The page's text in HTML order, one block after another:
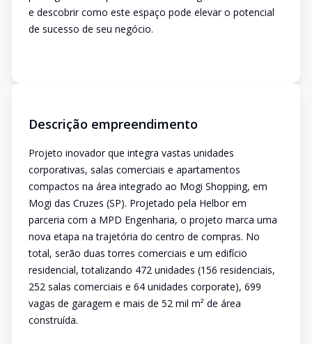
e descobrir como este espaço pode elevar o potencial
de sucesso de seu negócio.
Descrição empreendimento
Projeto inovador que integra vastas unidades
corporativas, salas comerciais e apartamentos
compactos na área integrado ao Mogi Shopping, em
Mogi das Cruzes (SP). Projetado pela Helbor em
parceria com a MPD Engenharia, o projeto marca uma
nova etapa na trajetória do centro de compras. No
total, serão duas torres comerciais e um edifício
residencial, totalizando 472 unidades (156 residenciais,
252 salas comerciais e 64 unidades corporate), 699
vagas de garagem e mais de 52 mil m² de área
construída.